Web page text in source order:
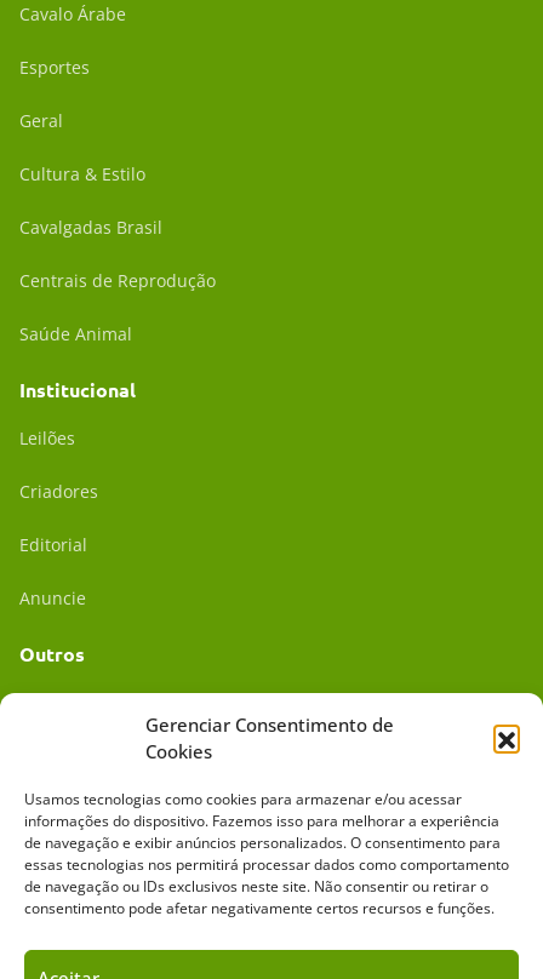
Gerenciar Consentimento de
Cookies
Usamos tecnologias como cookies para armazenar e/ou acessar
informações do dispositivo. Fazemos isso para melhorar a experiência
de navegação e exibir anúncios personalizados. O consentimento para
essas tecnologias nos permitirá processar dados como comportamento
de navegação ou IDs exclusivos neste site. Não consentir ou retirar o
consentimento pode afetar negativamente certos recursos e funções.
Cavalo Árabe
Esportes
Geral
Cultura & Estilo
Cavalgadas Brasil
Centrais de Reprodução
Saúde Animal
Institucional
Leilões
Criadores
Editorial
Anuncie
Outros
Mídia Kit